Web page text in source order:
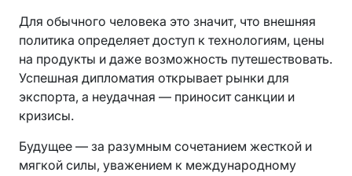
Для обычного человека это значит, что внешняя
политика определяет доступ к технологиям, цены
на продукты и даже возможность путешествовать.
Успешная дипломатия открывает рынки для
экспорта, а неудачная — приносит санкции и
кризисы.
Будущее — за разумным сочетанием жесткой и
мягкой силы, уважением к международному